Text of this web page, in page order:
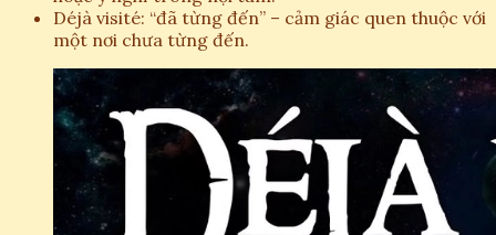
Déjà visité: “đã từng đến” – cảm giác quen thuộc với
một nơi chưa từng đến.